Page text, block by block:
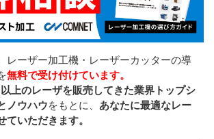
レーザー加工機・レーザーカッターの導
無料で受け付けています。
上のレーザを販売してきた業界トップシ
ノウハウをもとに、 あなたに最適なレー
ていただきます。